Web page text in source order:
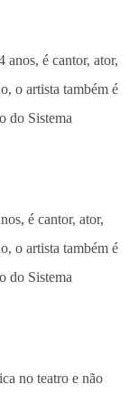
é cantor, ator,
o artista também é
do Sistema